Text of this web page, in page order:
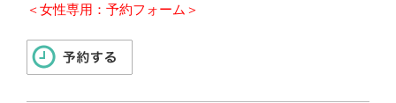
＜女性専用：予約フォーム＞